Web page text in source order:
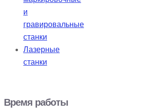
и
гравировальные
станки
Лазерные
станки
Время работы